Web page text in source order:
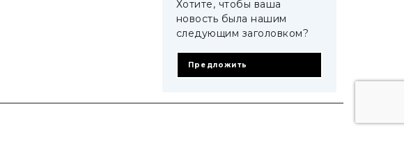
Хотите, чтобы ваша
новость была нашим
следующим заголовком?
Предложить